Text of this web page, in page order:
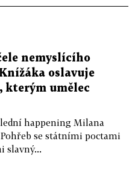
nemyslícího
oslavuje
kterým umělec
happening Milana
se státními poctami
slavný...